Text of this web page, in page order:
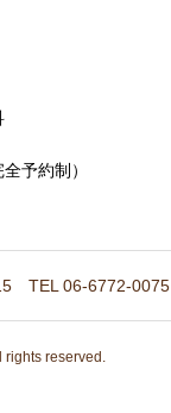
予約制）
TEL 06-6772-0075
reserved.